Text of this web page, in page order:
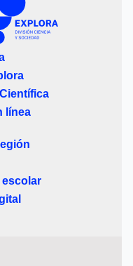
línea
escolar